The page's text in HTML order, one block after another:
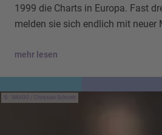
1999 die Charts in Europa. Fast
melden sie sich endlich mit neuer
mehr lesen
IMAGO / Christian Schroth